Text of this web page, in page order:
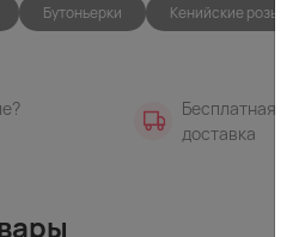
Бутоньерки Кенийские розы /
Бесплатная
доставка